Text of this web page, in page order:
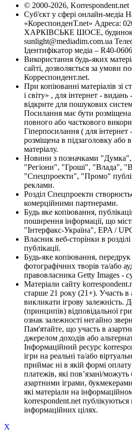
© 2000-2026, Korrespondent.net
Суб'єкт у сфері онлайн-медіа
«КореспонденТ.net» Адреса:
ХАРКІВСЬКЕ ШОСЕ, будинок
sunlight@mediadim.com.ua
Ідентифікатор медіа – R40-
Використання будь-яких
сайті, дозволяється за умови
Корреспондент.net.
При копіюванні матеріалів зі
і світу» , для інтернет -
відкрите для пошукових
Посилання має бути розміщена
повного або часткового
Гіперпосилання ( для
розміщена в підзаголовку або
матеріалу.
Новини з позначками
"Регіони", "Гроші", "Влада",
"Спецпроекти", "Промо"
реклами.
Розділ Спецпроекти
комерційними партнерами.
Будь яке копіювання,
поширення інформації, що
"Інтерфакс-Україна", EPA /
Власник веб-сторінки в
публікації.
Будь-яке копіювання, передрук
фотографічних творів та/або
правовласника Getty Images -
Матеріали сайту
старше 21 року (21+). Участь в
викликати ігрову залежність.
(принципів) відповідальної
ознак залежності негайно
Пам'ятайте, що участь в
джерелом доходів або
Інформаційний ресурс
ігри на реальні та/або
приймає ні в якій формі
платежів, які пов’язані/можуть
азартними іграми,
які матеріали на
korrespondent.net
інформаційних цілях.
X